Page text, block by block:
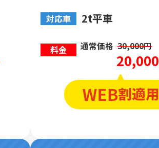
対応車 2t平車
料金 通常価格 30,000円
20,000